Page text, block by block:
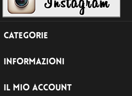
CATEGORIE
INFORMAZIONI
IL MIO ACCOUNT